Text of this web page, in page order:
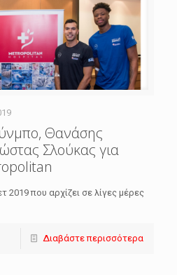
Θανάσης
Σλούκας για
που αρχίζει σε λίγες μέρες
Διαβάστε περισσότερα